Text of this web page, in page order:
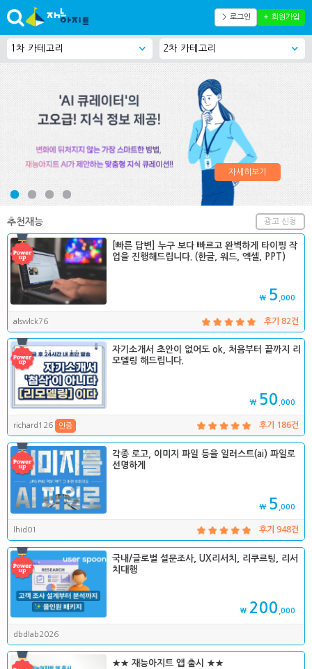
＞ 로그인 ＋ 회원가입
자세히보기
광고 신청
추천재능
[빠른 답변] 누구 보다 빠르고 완벽하게 타이핑 작
업을 진행해드립니다. (한글, 워드, 엑셀, PPT)
₩ 5 ,000
alswlck76 후기 82건
자기소개서 초안이 없어도 ok, 처음부터 끝까지 리
모델링 해드립니다.
₩ 50 ,000
richard126 인증 후기 186건
각종 로고, 이미지 파일 등을 일러스트(ai) 파일로
선명하게
₩ 5 ,000
lhid01 후기 948건
국내/글로벌 설문조사, UX리서치, 리쿠르팅, 리서
치대행
₩ 200 ,000
dbdlab2026
★★ 재능아지트 앱 출시 ★★